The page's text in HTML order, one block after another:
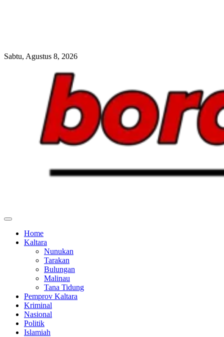
Sabtu, Agustus 8, 2026
Home
Kaltara
Nunukan
Tarakan
Bulungan
Malinau
Tana Tidung
Pemprov Kaltara
Kriminal
Nasional
Politik
Islamiah